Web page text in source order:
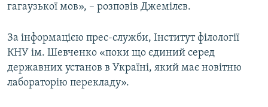
гагаузької мов», – розповів Джемілєв.
За інформацією прес-служби, Інститут філології
КНУ ім. Шевченко «поки що єдиний серед
державних установ в Україні, який має новітню
лабораторію перекладу».